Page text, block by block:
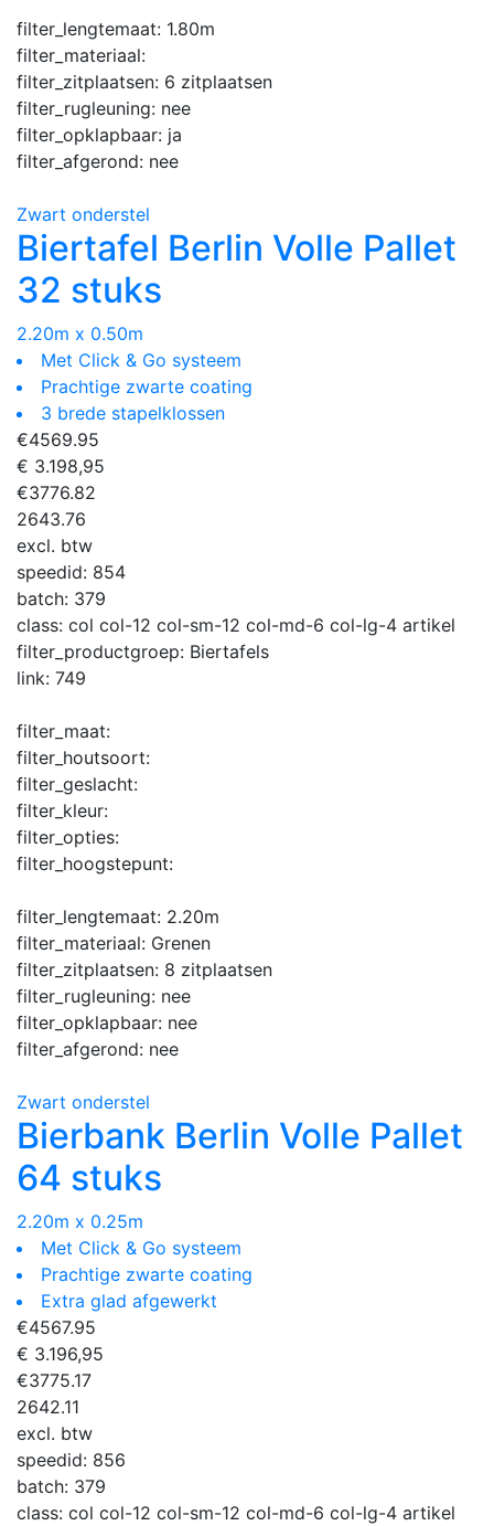
filter_lengtemaat: 1.80m
filter_materiaal:
filter_zitplaatsen: 6 zitplaatsen
filter_rugleuning: nee
filter_opklapbaar: ja
filter_afgerond: nee
Zwart onderstel
Biertafel Berlin Volle Pallet
32 stuks
2.20m x 0.50m
Met Click & Go systeem
Prachtige zwarte coating
3 brede stapelklossen
€4569.95
€ 3.198,95
€3776.82
2643.76
excl. btw
speedid: 854
batch: 379
class: col col-12 col-sm-12 col-md-6 col-lg-4 artikel
filter_productgroep: Biertafels
link: 749
filter_maat:
filter_houtsoort:
filter_geslacht:
filter_kleur:
filter_opties:
filter_hoogstepunt:
filter_lengtemaat: 2.20m
filter_materiaal: Grenen
filter_zitplaatsen: 8 zitplaatsen
filter_rugleuning: nee
filter_opklapbaar: nee
filter_afgerond: nee
Zwart onderstel
Bierbank Berlin Volle Pallet
64 stuks
2.20m x 0.25m
Met Click & Go systeem
Prachtige zwarte coating
Extra glad afgewerkt
€4567.95
€ 3.196,95
€3775.17
2642.11
excl. btw
speedid: 856
batch: 379
class: col col-12 col-sm-12 col-md-6 col-lg-4 artikel